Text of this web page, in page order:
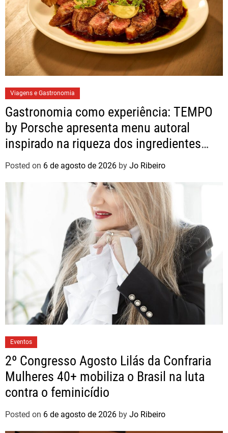
Viagens e Gastronomia
Gastronomia como experiência: TEMPO
by Porsche apresenta menu autoral
inspirado na riqueza dos ingredientes
brasileiros
Posted on 6 de agosto de 2026 by Jo Ribeiro
Eventos
2º Congresso Agosto Lilás da Confraria
Mulheres 40+ mobiliza o Brasil na luta
contra o feminicídio
Posted on 6 de agosto de 2026 by Jo Ribeiro